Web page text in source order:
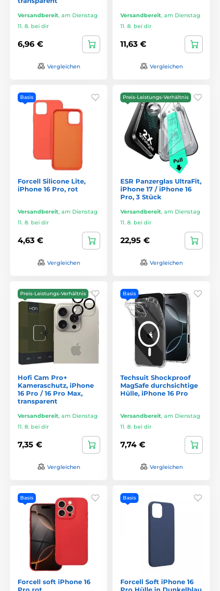
Versandbereit, am Dienstag
11. 8. bei dir
6,96 €
Vergleichen
Versandbereit, am Dienstag
11. 8. bei dir
11,63 €
Vergleichen
Basis
Forcell Silicone Lite,
iPhone 16 Pro, rot
Versandbereit, am Dienstag
11. 8. bei dir
4,63 €
Vergleichen
Preis-Leistungs-Verhältnis
ESR Panzerglas UltraFit,
iPhone 17 / iPhone 16
Pro, 3 Stück
Versandbereit, am Dienstag
11. 8. bei dir
22,95 €
Vergleichen
Preis-Leistungs-Verhältnis
Hofi Cam Pro+
Kameraschutz, iPhone
16 Pro / 16 Pro Max,
transparent
Versandbereit, am Dienstag
11. 8. bei dir
7,35 €
Vergleichen
Basis
Techsuit Shockproof
MagSafe durchsichtige
Hülle, iPhone 16 Pro
Versandbereit, am Dienstag
11. 8. bei dir
7,74 €
Vergleichen
Basis
Forcell soft iPhone 16
Pro rot
Basis
Forcell Soft iPhone 16
Pro Hülle in Dunkelblau